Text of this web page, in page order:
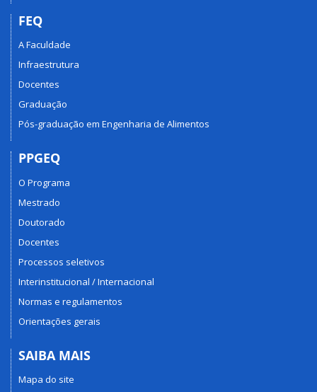
FEQ
A Faculdade
Infraestrutura
Docentes
Graduação
Pós-graduação em Engenharia de Alimentos
PPGEQ
O Programa
Mestrado
Doutorado
Docentes
Processos seletivos
Interinstitucional / Internacional
Normas e regulamentos
Orientações gerais
SAIBA MAIS
Mapa do site